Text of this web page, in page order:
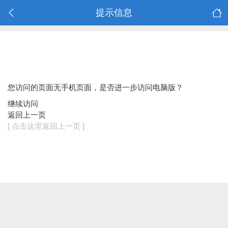
提示信息
您访问的页面无手机页面，是否进一步访问电脑版？
继续访问
返回上一页
[ 点击这里返回上一页 ]